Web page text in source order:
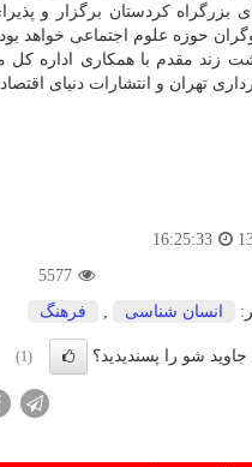
بزرگراه كردستان برگزار و
حوزه علوم اجتماعی خواهد بود.
زند مقدم با همكاری اداره كل
تهران و انتشارات دنیای
16:25:33
5577
انسان شناسی , فرهنگ
شو را پسندیدید؟ (1)